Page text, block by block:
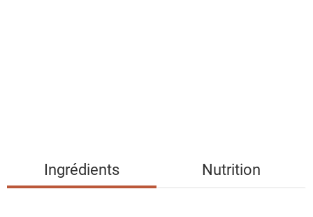
Ingrédients Nutrition